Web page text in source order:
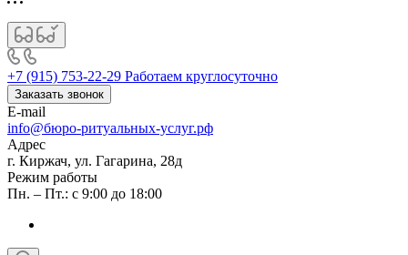
+7 (915) 753-22-29 Работаем круглосуточно
Заказать звонок
E-mail
info@бюро-ритуальных-услуг.рф
Адрес
г. Киржач, ул. Гагарина, 28д
Режим работы
Пн. – Пт.: с 9:00 до 18:00